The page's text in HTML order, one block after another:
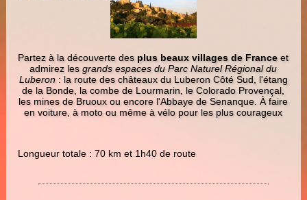
Partez à la découverte des plus beaux villages de France et
admirez lesgrands espaces du Parc Naturel Régional du
Luberon: la route des châteaux du Luberon Côté Sud, l'étang
de la Bonde, la combe de Lourmarin, le Colorado Provençal,
les mines de Bruoux ou encore l'Abbaye de Senanque. À faire
en voiture, à moto ou même à vélo pour les plus courageux
Longueur totale : 70 km et 1h40 de route